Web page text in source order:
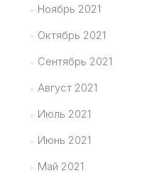
Ноябрь 2021
Октябрь 2021
Сентябрь 2021
Август 2021
Июль 2021
Июнь 2021
Май 2021